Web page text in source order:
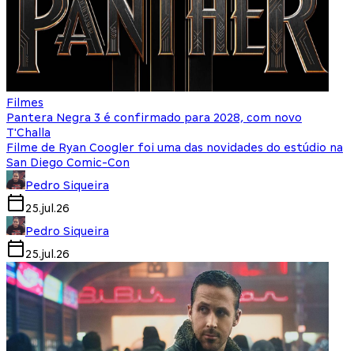
Filmes
Pantera Negra 3 é confirmado para 2028, com novo
T'Challa
Filme de Ryan Coogler foi uma das novidades do estúdio na
San Diego Comic-Con
Pedro Siqueira
25.jul.26
Pedro Siqueira
25.jul.26